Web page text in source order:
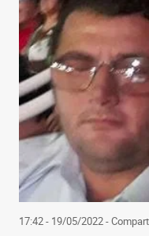
17:42 - 19/05/2022-